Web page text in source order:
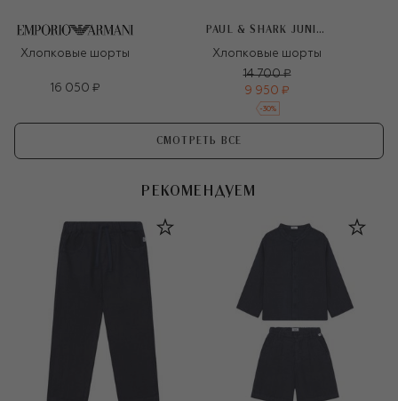
Хлопковые шорты
16 050 ₽
PAUL & SHARK JUNIOR
Хлопковые шорты
14 700 ₽
9 950 ₽
-30%
СМОТРЕТЬ ВСЕ
РЕКОМЕНДУЕМ